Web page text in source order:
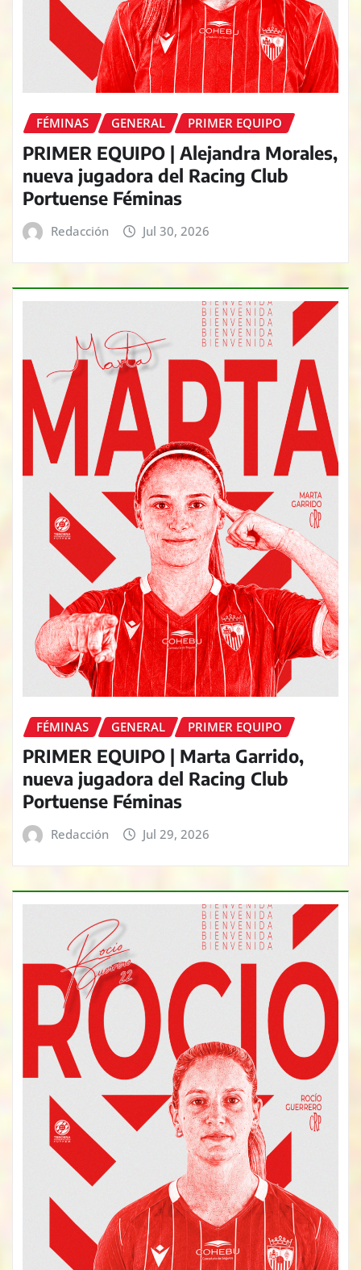
FÉMINAS GENERAL PRIMER EQUIPO
PRIMER EQUIPO | Alejandra Morales,
nueva jugadora del Racing Club
Portuense Féminas
Redacción Jul 30, 2026
FÉMINAS GENERAL PRIMER EQUIPO
PRIMER EQUIPO | Marta Garrido,
nueva jugadora del Racing Club
Portuense Féminas
Redacción Jul 29, 2026